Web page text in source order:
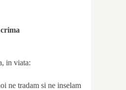
in viata:
ne tradam si ne inselam